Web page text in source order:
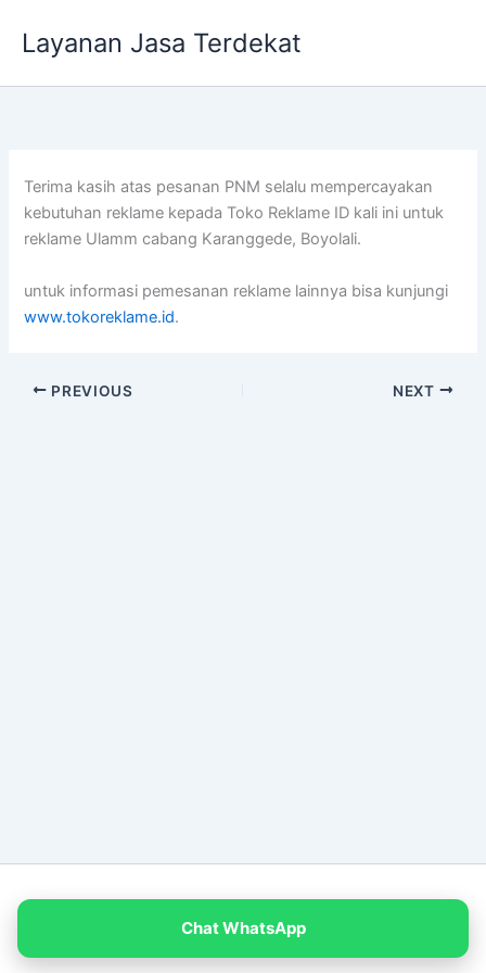
Layanan Jasa Terdekat
Terima kasih atas pesanan PNM selalu mempercayakan
kebutuhan reklame kepada Toko Reklame ID kali ini untuk
reklame Ulamm cabang Karanggede, Boyolali.
untuk informasi pemesanan reklame lainnya bisa kunjungi
www.tokoreklame.id.
PREVIOUS NEXT
Chat WhatsApp